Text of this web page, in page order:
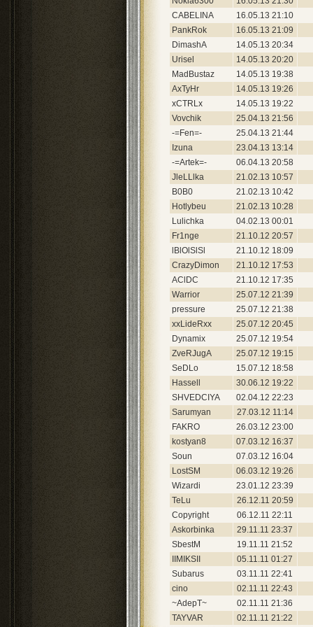
CABELINA
16.05.13 21:10
PankRok
16.05.13 21:09
DimashA
14.05.13 20:34
Urisel
14.05.13 20:20
MadBustaz
14.05.13 19:38
AxTyHr
14.05.13 19:26
xCTRLx
14.05.13 19:22
Vovchik
25.04.13 21:56
-=Fen=-
25.04.13 21:44
Izuna
23.04.13 13:14
-=Artek=-
06.04.13 20:58
JleLLlka
21.02.13 10:57
B0B0
21.02.13 10:42
Hotlybeu
21.02.13 10:28
Lulichka
04.02.13 00:01
Fr1nge
21.10.12 20:57
lBlOlSlSl
21.10.12 18:09
CrazyDimon
21.10.12 17:53
AClDC
21.10.12 17:35
Warrior
25.07.12 21:39
pressure
25.07.12 21:38
xxLideRxx
25.07.12 20:45
Dynamix
25.07.12 19:54
ZveRJugA
25.07.12 19:15
SeDLo
15.07.12 18:58
Hassell
30.06.12 19:22
SHVEDCIYA
02.04.12 22:23
Sarumyan
27.03.12 11:14
FAKRO
26.03.12 23:00
kostyan8
07.03.12 16:37
Soun
07.03.12 16:04
LostSM
06.03.12 19:26
Wizardi
23.01.12 23:39
TeLu
26.12.11 20:59
Copyright
06.12.11 22:11
Askorbinka
29.11.11 23:37
SbestM
19.11.11 21:52
IIMIKSII
05.11.11 01:27
Subarus
03.11.11 22:41
cino
02.11.11 22:43
~AdepT~
02.11.11 21:36
TAYVAR
02.11.11 21:22